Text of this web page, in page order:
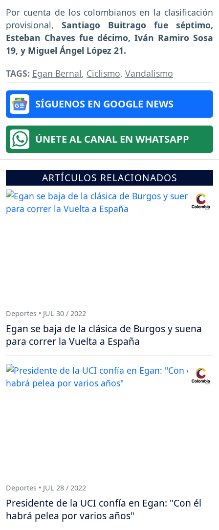
Por cuenta de los colombianos en la clasificación
provisional, Santiago Buitrago fue séptimo,
Esteban Chaves fue décimo, Iván Ramiro Sosa
19, y Miguel Ángel López 21.
TAGS: Egan Bernal, Ciclismo, Vandalismo
SÍGUENOS EN GOOGLE NEWS
ÚNETE AL CANAL EN WHATSAPP
ARTÍCULOS RELACIONADOS
Deportes • JUL 30 / 2022
Egan se baja de la clásica de Burgos y suena
para correr la Vuelta a España
Deportes • JUL 28 / 2022
Presidente de la UCI confía en Egan: "Con él
habrá pelea por varios años"